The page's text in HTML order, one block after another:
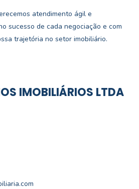
atendimento ágil e
sucesso de cada negociação e com
trajetória no setor imobiliário.
IMOBILIÁRIOS LTDA